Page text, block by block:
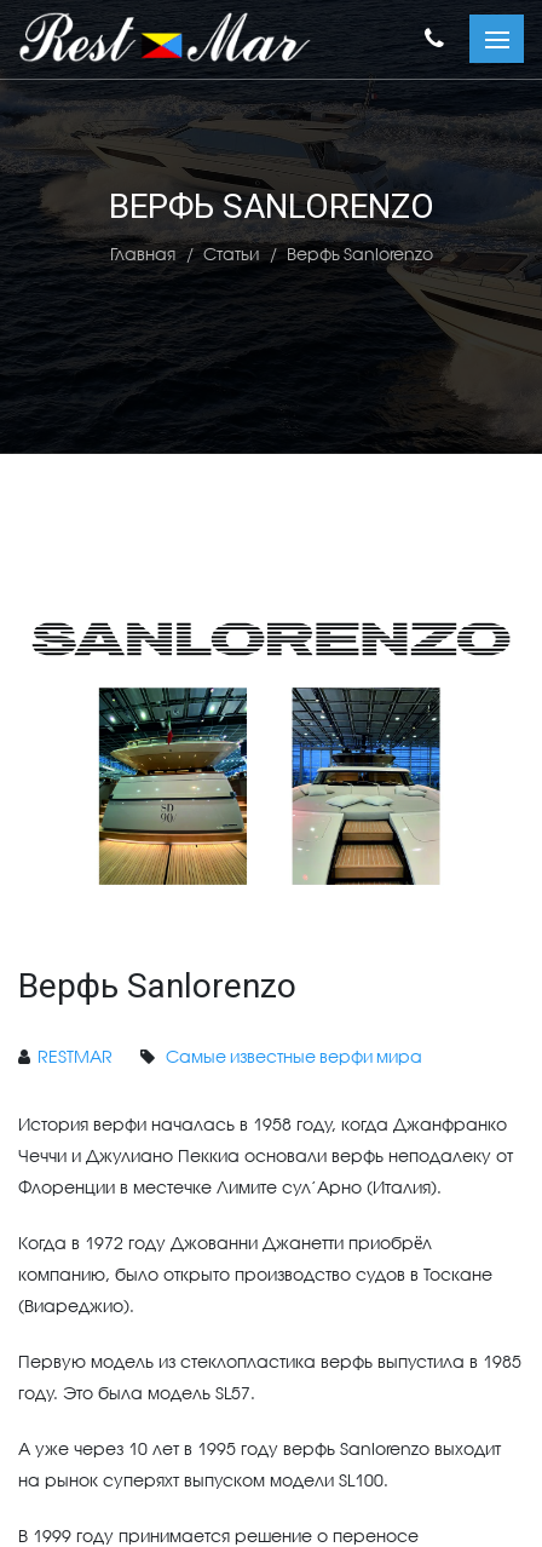
ВЕРФЬ SANLORENZO
Главная Статьи Верфь Sanlorenzo
Верфь Sanlorenzo
RESTMAR Самые известные верфи мира
История верфи началась в 1958 году, когда Джанфранко
Чеччи и Джулиано Пеккиа основали верфь неподалеку от
Флоренции в местечке Лимите сул’Арно (Италия).
Когда в 1972 году Джованни Джанетти приобрёл
компанию, было открыто производство судов в Тоскане
(Виареджио).
Первую модель из стеклопластика верфь выпустила в 1985
году. Это была модель SL57.
А уже через 10 лет в 1995 году верфь Sanlorenzo выходит
на рынок суперяхт выпуском модели SL100.
В 1999 году принимается решение о переносе